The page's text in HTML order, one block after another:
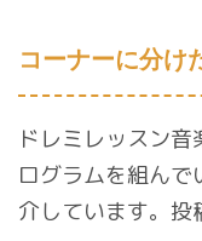
コーナーに分け
ドレミレッスン
ログラムを組ん
介しています。投